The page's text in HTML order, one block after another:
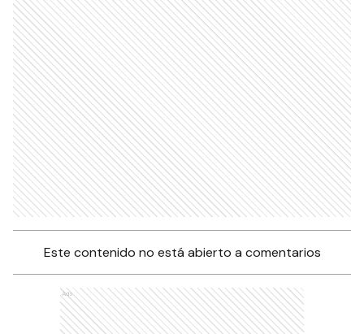
Este contenido no está abierto a comentarios
Ads